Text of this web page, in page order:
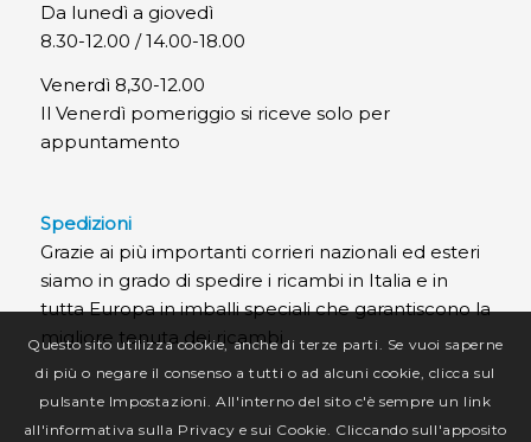
Da lunedì a giovedì
8.30-12.00 / 14.00-18.00
Venerdì 8,30-12.00
Il Venerdì pomeriggio si riceve solo per
appuntamento
Spedizioni
Grazie ai più importanti corrieri nazionali ed esteri
siamo in grado di spedire i ricambi in Italia e in
tutta Europa in imballi speciali che garantiscono la
migliore tenuta dei ricambi.
Questo sito utilizza cookie, anche di terze parti. Se vuoi saperne
di più o negare il consenso a tutti o ad alcuni cookie, clicca sul
pulsante Impostazioni. All'interno del sito c'è sempre un link
all'informativa sulla Privacy e sui Cookie. Cliccando sull'apposito